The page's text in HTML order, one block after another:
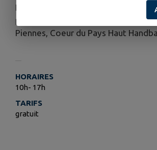
Les Illuminés De Piennes, le gap,
p’tit loups,Entente Judo
Piennes, Coeur du Pays Haut
HORAIRES
10h- 17h
TARIFS
gratuit